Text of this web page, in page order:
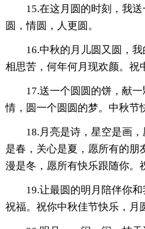
15.在这月圆的时刻，我
圆，情圆，人更圆。
16.中秋的月儿圆又圆，
相思苦，何年何月现欢颜。祝
17.送一个圆圆的饼，献
情，圆一个圆圆的梦。中秋节
18.月亮是诗，星空是画
是春，关心是夏，愿所有的朋
漫是冬，愿所有快乐跟随你。
19.让最圆的明月陪伴你
祝福。祝你中秋佳节快乐，月